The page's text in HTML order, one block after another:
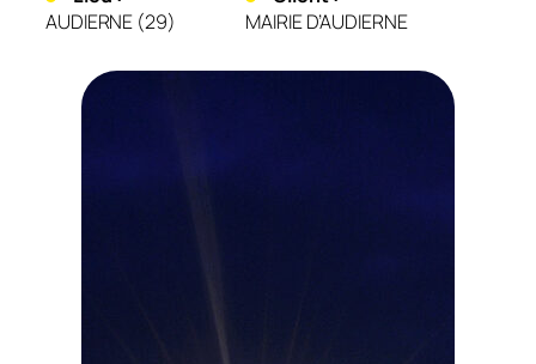
AUDIERNE (29)
MAIRIE D’AUDIERNE